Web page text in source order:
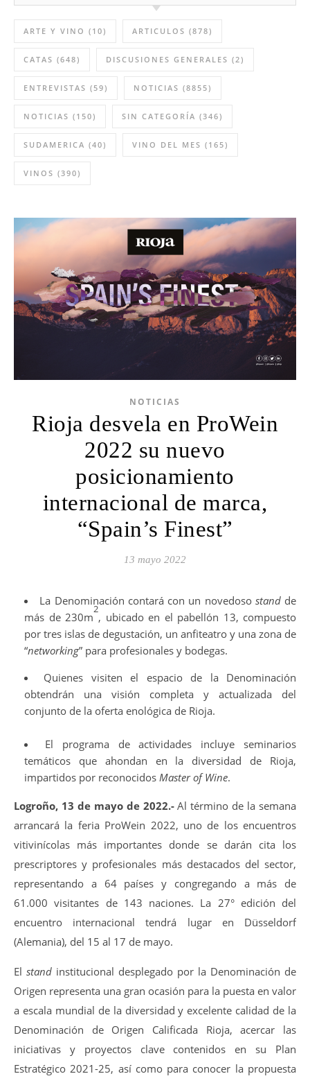
ARTE Y VINO (10) ARTICULOS (878)
CATAS (648) DISCUSIONES GENERALES (2)
ENTREVISTAS (59) NOTICIAS (8855)
NOTICIAS (150) SIN CATEGORÍA (346)
SUDAMERICA (40) VINO DEL MES (165)
VINOS (390)
NOTICIAS
Rioja desvela en ProWein
2022 su nuevo
posicionamiento
internacional de marca,
“Spain’s Finest”
13 mayo 2022
La Denominación contará con un novedoso standde
más de 230m
2
, ubicado en el pabellón 13, compuesto
por tres islas de degustación, un anfiteatro y una zona de
“networking” para profesionales y bodegas.
Quienes visiten el espacio de la Denominación
obtendrán una visión completa y actualizada del
conjunto de la oferta enológica de Rioja.
El programa de actividades incluye seminarios
temáticos que ahondan en la diversidad de Rioja,
impartidos por reconocidos Master of Wine.
Logroño, 13 de mayo de 2022.-Al término de la semana
arrancará la feria ProWein 2022, uno de los encuentros
vitivinícolas más importantes donde se darán cita los
prescriptores y profesionales más destacados del sector,
representando a 64 países y congregando a más de
61.000 visitantes de 143 naciones. La 27° edición del
encuentro internacional tendrá lugar en Düsseldorf
(Alemania), del 15 al 17 de mayo.
El stand institucional desplegado por la Denominación de
Origen representa una gran ocasión para la puesta en valor
a escala mundial de la diversidad y excelente calidad de la
Denominación de Origen Calificada Rioja, acercar las
iniciativas y proyectos clave contenidos en su Plan
Estratégico 2021-25, así como para conocer la propuesta